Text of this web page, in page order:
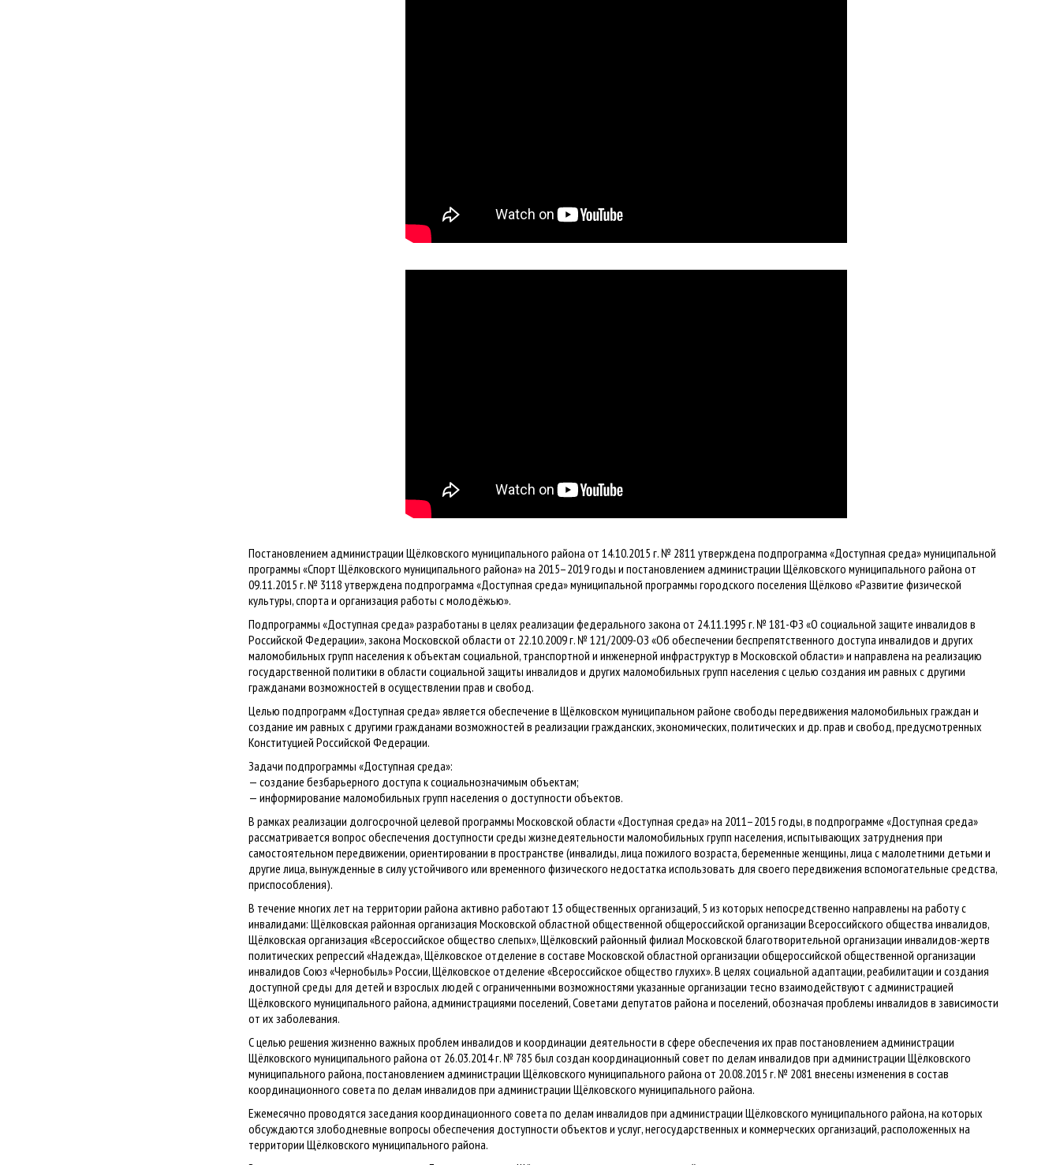
Постановлением администрации Щёлковского муниципального района от 14.10.2015 г. № 2811 утверждена подпрограмма «Доступная среда» муниципальной
программы «Спорт Щёлковского муниципального района» на 2015–2019 годы и постановлением администрации Щёлковского муниципального района от
09.11.2015 г. № 3118 утверждена подпрограмма «Доступная среда» муниципальной программы городского поселения Щёлково «Развитие физической
культуры, спорта и организация работы с молодёжью».
Подпрограммы «Доступная среда» разработаны в целях реализации федерального закона от 24.11.1995 г. № 181-ФЗ «О социальной защите инвалидов в
Российской Федерации», закона Московской области от 22.10.2009 г. № 121/2009-ОЗ «Об обеспечении беспрепятственного доступа инвалидов и других
маломобильных групп населения к объектам социальной, транспортной и инженерной инфраструктур в Московской области» и направлена на реализацию
государственной политики в области социальной защиты инвалидов и других маломобильных групп населения с целью создания им равных с другими
гражданами возможностей в осуществлении прав и свобод.
Целью подпрограмм «Доступная среда» является обеспечение в Щёлковском муниципальном районе свободы передвижения маломобильных граждан и
создание им равных с другими гражданами возможностей в реализации гражданских, экономических, политических и др. прав и свобод, предусмотренных
Конституцией Российской Федерации.
Задачи подпрограммы «Доступная среда»:
— создание безбарьерного доступа к социальнозначимым объектам;
— информирование маломобильных групп населения о доступности объектов.
В рамках реализации долгосрочной целевой программы Московской области «Доступная среда» на 2011–2015 годы, в подпрограмме «Доступная среда»
рассматривается вопрос обеспечения доступности среды жизнедеятельности маломобильных групп населения, испытывающих затруднения при
самостоятельном передвижении, ориентировании в пространстве (инвалиды, лица пожилого возраста, беременные женщины, лица с малолетними детьми и
другие лица, вынужденные в силу устойчивого или временного физического недостатка использовать для своего передвижения вспомогательные средства,
приспособления).
В течение многих лет на территории района активно работают 13 общественных организаций, 5 из которых непосредственно направлены на работу с
инвалидами: Щёлковская районная организация Московской областной общественной общероссийской организации Всероссийского общества инвалидов,
Щёлковская организация «Всероссийское общество слепых», Щёлковский районный филиал Московской благотворительной организации инвалидов-жертв
политических репрессий «Надежда», Щёлковское отделение в составе Московской областной организации общероссийской общественной организации
инвалидов Союз «Чернобыль» России, Щёлковское отделение «Всероссийское общество глухих». В целях социальной адаптации, реабилитации и создания
доступной среды для детей и взрослых людей с ограниченными возможностями указанные организации тесно взаимодействуют с администрацией
Щёлковского муниципального района, администрациями поселений, Советами депутатов района и поселений, обозначая проблемы инвалидов в зависимости
от их заболевания.
С целью решения жизненно важных проблем инвалидов и координации деятельности в сфере обеспечения их прав постановлением администрации
Щёлковского муниципального района от 26.03.2014 г. № 785 был создан координационный совет по делам инвалидов при администрации Щёлковского
муниципального района, постановлением администрации Щёлковского муниципального района от 20.08.2015 г. № 2081 внесены изменения в состав
координационного совета по делам инвалидов при администрации Щёлковского муниципального района.
Ежемесячно проводятся заседания координационного совета по делам инвалидов при администрации Щёлковского муниципального района, на которых
обсуждаются злободневные вопросы обеспечения доступности объектов и услуг, негосударственных и коммерческих организаций, расположенных на
территории Щёлковского муниципального района.